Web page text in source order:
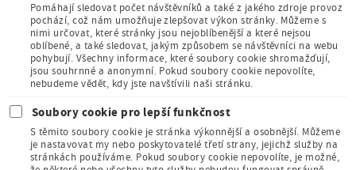
Člen Mezinárodního
sdružení pro dětskou
knihu
Pomáhají sledovat počet návštěvníků a také z jakého zdroje provoz
pochází, což nám umožňuje zlepšovat výkon stránky. Můžeme s
nimi určovat, které stránky jsou nejoblíbenější a které nejsou
oblíbené, a také sledovat, jakým způsobem se návštěvníci na webu
pohybují. Všechny informace, které soubory cookie shromažďují,
jsou souhrnné a anonymní. Pokud soubory cookie nepovolíte,
nebudeme vědět, kdy jste navštívili naši stránku.
Soubory cookie pro lepší funkčnost
S těmito soubory cookie je stránka výkonnější a osobnější. Můžeme
je nastavovat my nebo poskytovatelé třetí strany, jejichž služby na
stránkách používáme. Pokud soubory cookie nepovolíte, je možné,